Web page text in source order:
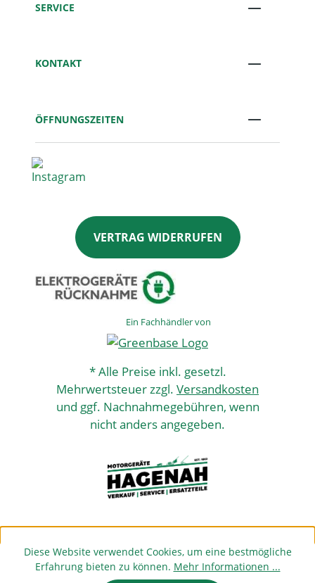
SERVICE
KONTAKT
ÖFFNUNGSZEITEN
VERTRAG WIDERRUFEN
Ein Fachhändler von
* Alle Preise inkl. gesetzl.
Mehrwertsteuer zzgl. Versandkosten
und ggf. Nachnahmegebühren, wenn
nicht anders angegeben.
Diese Website verwendet Cookies, um eine bestmögliche
Erfahrung bieten zu können. Mehr Informationen ...